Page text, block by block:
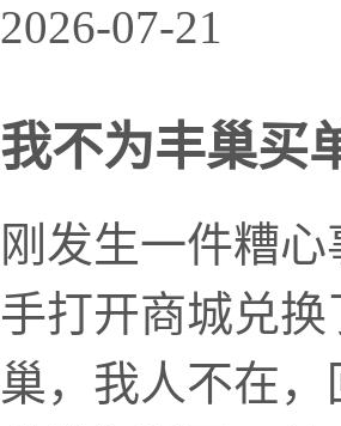
2026-07-21
我不为丰巢买
刚发生一件糟
手打开商城兑
巢，我人不在